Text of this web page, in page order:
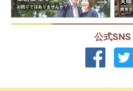
公式SNS